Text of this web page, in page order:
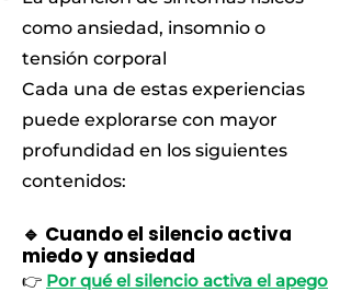
como ansiedad, insomnio o
tensión corporal
Cada una de estas experiencias
puede explorarse con mayor
profundidad en los siguientes
contenidos:
🔹 Cuando el silencio activa
miedo y ansiedad
👉 Por qué el silencio activa el apego